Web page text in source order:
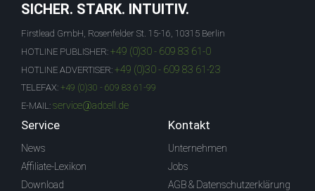
SICHER. STARK. INTUITIV.
Firstlead GmbH, Rosenfelder St. 15-16, 10315 Berlin
HOTLINE PUBLISHER: +49 (0)30 - 609 83 61-0
HOTLINE ADVERTISER: +49 (0)30 - 609 83 61-23
TELEFAX: +49 (0)30 - 609 83 61-99
E-MAIL: service@adcell.de
Service
News
Affiliate-Lexikon
Download
Kontakt
Unternehmen
Jobs
AGB & Datenschutzerklärung